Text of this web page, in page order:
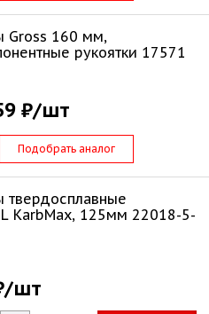
Gross 160 мм,
рукоятки 17571
₽/шт
Подобрать аналог
твердосплавные
KarbMax, 125мм 22018-5-
/шт